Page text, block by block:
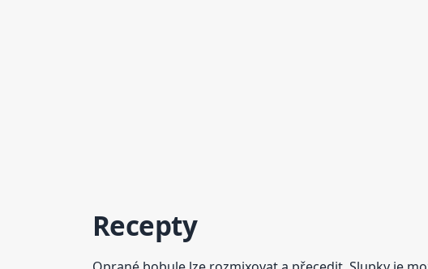
Recepty